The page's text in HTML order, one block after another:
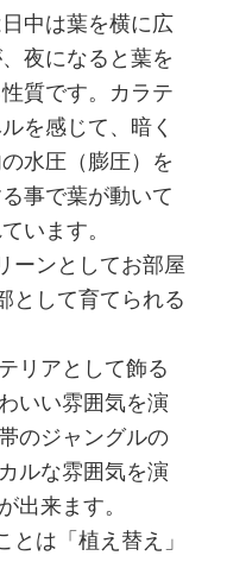
中は葉を横に広
夜になると葉を
質です。カラテ
を感じて、暗く
水圧（膨圧）を
事で葉が動いて
います。
ーンとしてお部屋
として育てられる
リアとして飾る
いい雰囲気を演
のジャングルの
ルな雰囲気を演
出来ます。
とは「植え替え」